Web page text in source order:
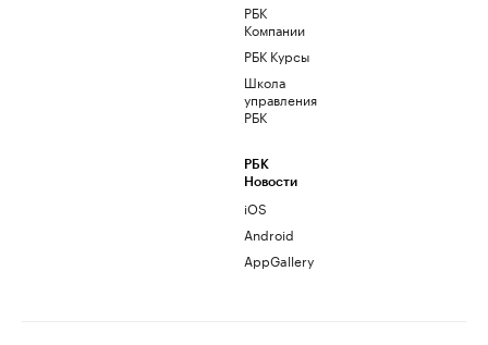
РБК
Компании
РБК Курсы
Школа
управления
РБК
РБК
Новости
iOS
Android
AppGallery